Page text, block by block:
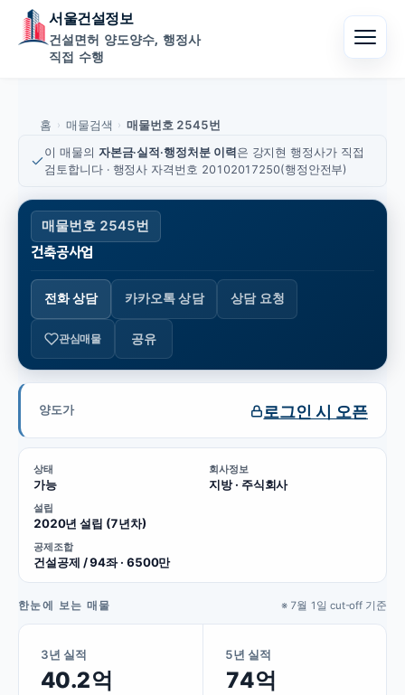
서울건설정보
건설면허 양도양수, 행정사
직접 수행
홈 › 매물검색 › 매물번호 2545번
이 매물의 자본금·실적·행정처분 이력 은 강지현 행정사가 직접
검토합니다 · 행정사 자격번호 20102017250(행정안전부)
매물번호 2545번
건축공사업
전화 상담 카카오톡 상담 상담 요청
관심매물 공유
양도가 로그인 시 오픈
상태
가능
회사정보
지방 · 주식회사
설립
2020년 설립 (7년차)
공제조합
건설공제 / 94좌 · 6500만
한눈에 보는 매물 ※ 7월 1일 cut-off 기준
3년 실적
40.2억
5년 실적
74억